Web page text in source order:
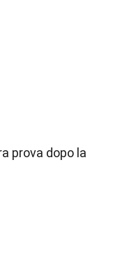
prova dopo la